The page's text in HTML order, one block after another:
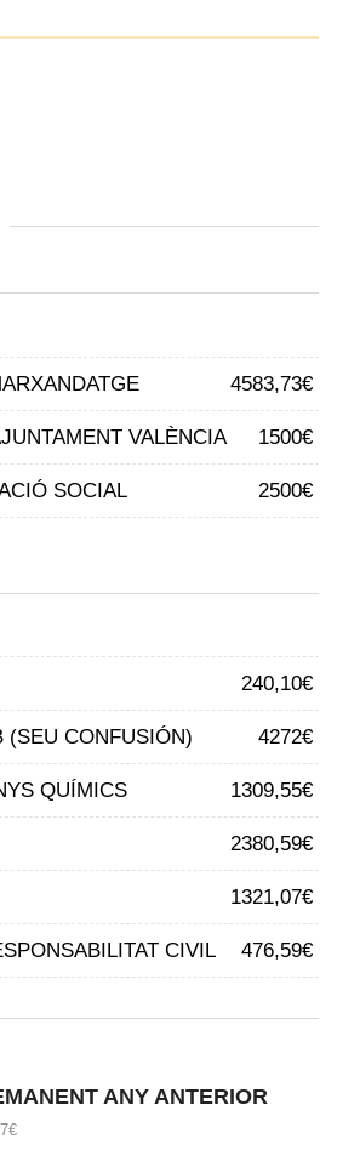
4583,73€
VALÈNCIA 1500€
SOCIAL 2500€
240,10€
(SEU CONFUSIÓN) 4272€
QUÍMICS 1309,55€
2380,59€
1321,07€
CIVIL 476,59€
ANY ANTERIOR